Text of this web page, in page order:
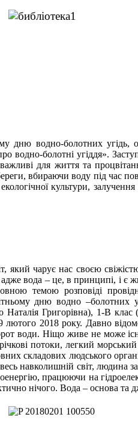
водно-болотних угідь,
водно-болотні угіддя».
для життя та
вбираючи воду під час
культури, залучення
який чарує нас своєю
вода – це, в принципі, і
темою розповіді
дню водно
Наталія Григорівна), 1-В
2018 року. Давно
води. Ніщо живе не може
потоки, легкий
складових людського
навколишній світ, людина
працюючи на
нічого. Вода – основа